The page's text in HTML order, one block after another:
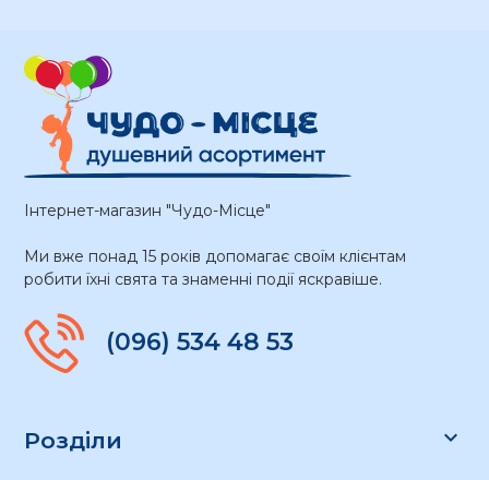
Інтернет-магазин "Чудо-Місце"
Ми вже понад 15 років допомагає своїм клієнтам
робити їхні свята та знаменні події яскравіше.
(096) 534 48 53
Розділи 